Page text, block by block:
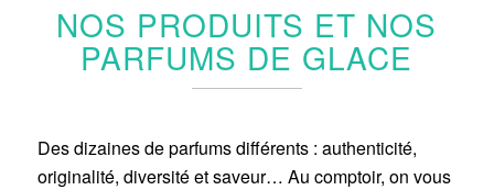
NOS PRODUITS ET NOS
PARFUMS DE GLACE
Des dizaines de parfums différents : authenticité,
originalité, diversité et saveur… Au comptoir, on vous